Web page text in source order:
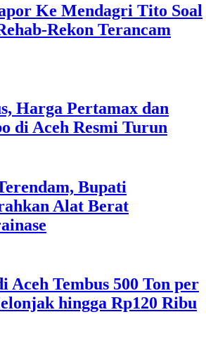
Ke Mendagri Tito Soal
Rekon Terancam
Harga Pertamax dan
di Aceh Resmi Turun
Bupati
Alat Berat
Aceh Tembus 500 Ton per
hingga Rp120 Ribu